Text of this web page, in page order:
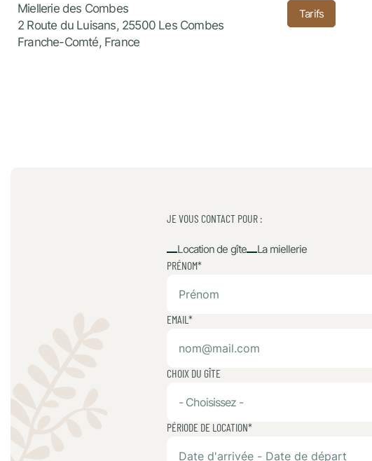
Miellerie des Combes
2 Route du Luisans, 25500 Les Combes
Franche-Comté, France
Tarifs
JE VOUS CONTACT POUR :
Location de gîte
La miellerie
PRÉNOM*
EMAIL*
CHOIX DU GÎTE
- Choisissez -
PÉRIODE DE LOCATION*